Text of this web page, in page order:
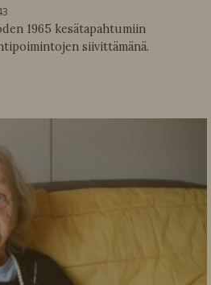
1965 kesätapahtumiin
siivittämänä.